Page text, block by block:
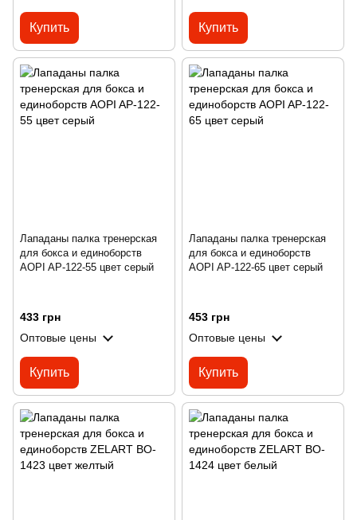
Купить Купить
Лападаны палка тренерская
для бокса и единоборств
AOPI AP-122-55 цвет серый
433 грн
Оптовые цены
Купить
Лападаны палка тренерская
для бокса и единоборств
AOPI AP-122-65 цвет серый
453 грн
Оптовые цены
Купить